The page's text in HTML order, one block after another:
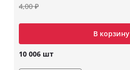
4,00 ₽
В корзину
10 006 шт